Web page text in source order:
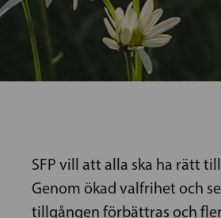
SFP vill att alla ska ha rätt
Genom ökad valfrihet och
tillgången förbättras och